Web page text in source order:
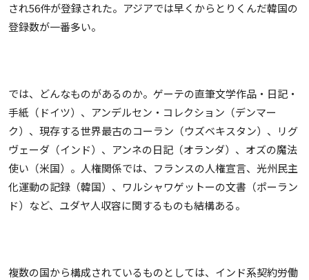
され56件が登録された。アジアでは早くからとりくんだ韓国の
登録数が一番多い。
では、どんなものがあるのか。ゲーテの直筆文学作品・日記・
手紙（ドイツ）、アンデルセン・コレクション（デンマー
ク）、現存する世界最古のコーラン（ウズベキスタン）、リグ
ヴェーダ（インド）、アンネの日記（オランダ）、オズの魔法
使い（米国）。人権関係では、フランスの人権宣言、光州民主
化運動の記録（韓国）、ワルシャワゲットーの文書（ポーラン
ド）など、ユダヤ人収容に関するものも結構ある。
複数の国から構成されているものとしては、インド系契約労働